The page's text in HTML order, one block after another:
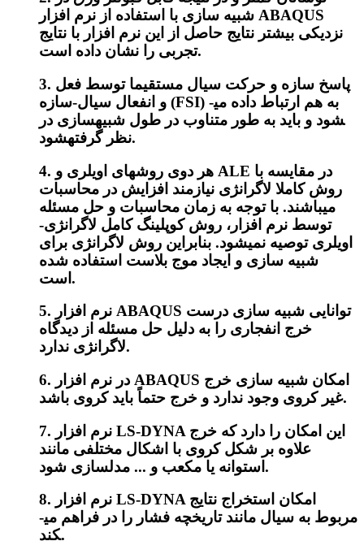
شبیه سازی با استفاده از نرم افزار ABAQUS
نزدیکی بیشتر نتایج حاصل از این نرم افزار با نتایج
تجربی را نشان داده است.
3. پاسخ سازه و حرکت سیال مستقیما توسط فعل
و انفعال سیال-سازه (FSI) به هم ارتباط داده می­
شود و باید به طور متناوب در طول شبیه­سازی در
نظر گرفته­شود.
4. هر دوی روش­های اویلری و ALE در مقایسه با
روش کاملا لاگرانژی نیازمند افزایش در محاسبات
می­باشند. با توجه به زمان محاسبات و حل مسئله
توسط نرم افزار، روش کوپلینگ کامل لاگرانژی-
اویلری توصیه نمی­شود. بنابراین روش لاگرانژی برای
شبیه سازی و ایجاد موج بلاست استفاده شده
است.
5. نرم افزار ABAQUS توانایی شبیه سازی درست
خرج انفجاری را به دلیل حل مسئله از دیدگاه
لاگرانژی ندارد.
6. در نرم افزار ABAQUS امکان شبیه سازی خرج
غیر کروی وجود ندارد و خرج حتماً باید کروی باشد.
7. نرم افزار LS-DYNA این امکان را دارد که خرج
علاوه بر شکل کروی با اشکال مختلفی مانند
استوانه یا مکعب و ... مدلسازی شود.
8. نرم افزار LS-DYNA امکان استخراج نتایج
مربوط به سیال مانند تاریخچه فشار را در فراهم می­
کند.